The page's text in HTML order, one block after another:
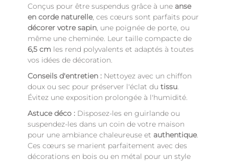
Conçus pour être suspendus grâce à une anse
en corde naturelle, ces cœurs sont parfaits pour
décorer votre sapin, une poignée de porte, ou
même une cheminée. Leur taille compacte de
6,5 cm les rend polyvalents et adaptés à toutes
vos idées de décoration.
Conseils d'entretien : Nettoyez avec un chiffon
doux ou sec pour préserver l'éclat du tissu.
Évitez une exposition prolongée à l'humidité.
Astuce déco : Disposez-les en guirlande ou
suspendez-les dans un coin de votre maison
pour une ambiance chaleureuse et authentique.
Ces cœurs se marient parfaitement avec des
décorations en bois ou en métal pour un style